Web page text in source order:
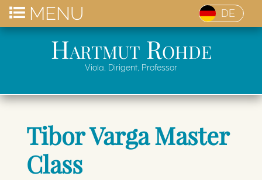
MENU
Hartmut Rohde
Viola, Dirigent, Professor
DE
Tibor Varga Master
Class